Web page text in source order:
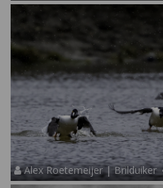
Alex Roetemeijer | Brilduiker